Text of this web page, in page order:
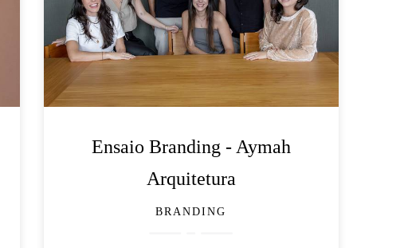
Ensaio Branding - Aymah
Arquitetura
BRANDING